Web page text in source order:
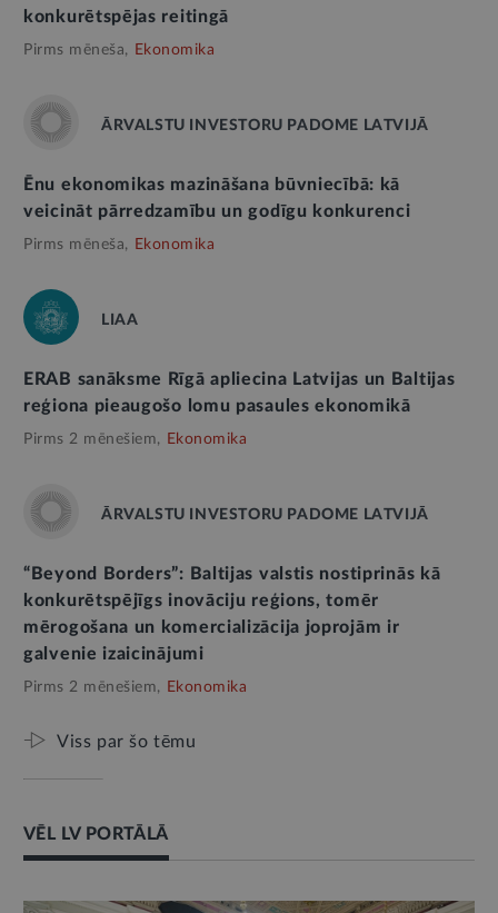
konkurētspējas reitingā
Pirms mēneša, Ekonomika
ĀRVALSTU INVESTORU PADOME LATVIJĀ
Ēnu ekonomikas mazināšana būvniecībā: kā
veicināt pārredzamību un godīgu konkurenci
Pirms mēneša, Ekonomika
LIAA
ERAB sanāksme Rīgā apliecina Latvijas un Baltijas
reģiona pieaugošo lomu pasaules ekonomikā
Pirms 2 mēnešiem, Ekonomika
ĀRVALSTU INVESTORU PADOME LATVIJĀ
“Beyond Borders”: Baltijas valstis nostiprinās kā
konkurētspējīgs inovāciju reģions, tomēr
mērogošana un komercializācija joprojām ir
galvenie izaicinājumi
Pirms 2 mēnešiem, Ekonomika
Viss par šo tēmu
VĒL LV PORTĀLĀ